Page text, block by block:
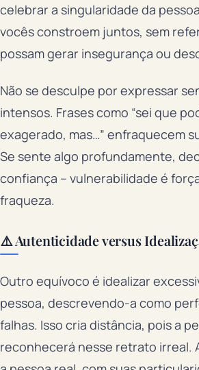
celebrar a singularidade da
vocês constroem juntos, sem
possam gerar insegurança ou
Não se desculpe por expressar
intensos. Frases como “sei que
exagerado, mas…” enfraquecem
Se sente algo profundamente,
confiança – vulnerabilidade é
fraqueza.
⚠️ Autenticidade versus
Outro equívoco é idealizar
pessoa, descrevendo-a como
falhas. Isso cria distância, pois a
reconhecerá nesse retrato irreal.